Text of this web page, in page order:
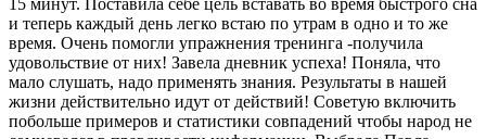
15 минут. Поставила себе цель вставать во время быстрого сна
и теперь каждый день легко встаю по утрам в одно и то же
время. Очень помогли упражнения тренинга -получила
удовольствие от них! Завела дневник успеха! Поняла, что
мало слушать, надо применять знания. Результаты в нашей
жизни действительно идут от действий! Советую включить
побольше примеров и статистики совпадений чтобы народ не